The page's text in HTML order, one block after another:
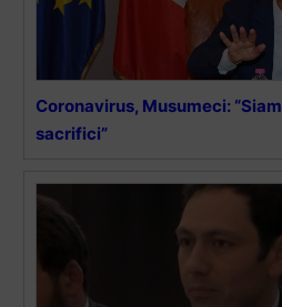
Coronavirus, Musumeci:
sacrifici”